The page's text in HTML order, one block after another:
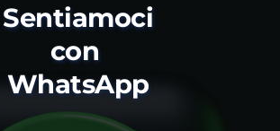
Sentiamoci
con
WhatsApp